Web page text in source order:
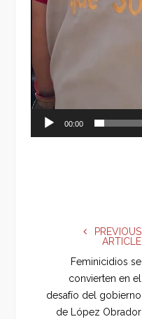
00:00
PREVIOUS
ARTICLE
Feminicidios se
convierten en el
desafío del gobierno
de López Obrador